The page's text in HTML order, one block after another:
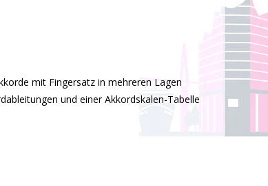
mit Fingersatz in mehreren Lagen
und einer Akkordskalen-Tabelle